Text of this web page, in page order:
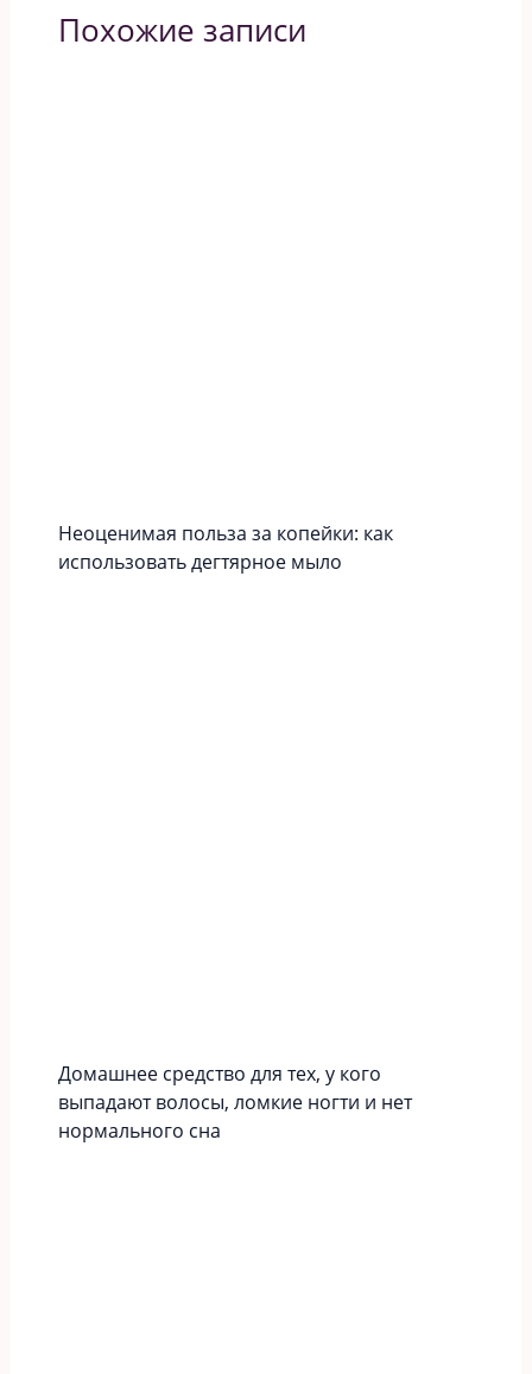
Похожие записи
Неоценимая польза за копейки: как
использовать дегтярное мыло
Домашнее средство для тех, у кого
выпадают волосы, ломкие ногти и нет
нормального сна